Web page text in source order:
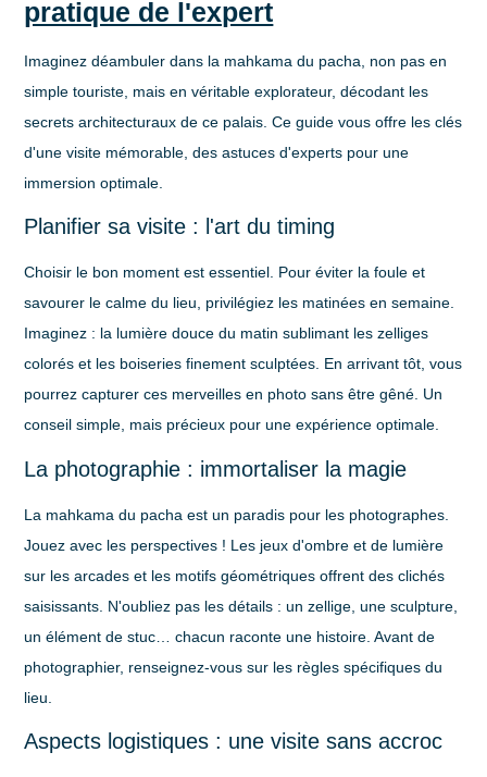
pratique de l'expert
Imaginez déambuler dans la mahkama du pacha, non pas en
simple touriste, mais en véritable explorateur, décodant les
secrets architecturaux de ce palais. Ce guide vous offre les clés
d'une visite mémorable, des astuces d'experts pour une
immersion optimale.
Planifier sa visite : l'art du timing
Choisir le bon moment est essentiel. Pour éviter la foule et
savourer le calme du lieu, privilégiez les matinées en semaine.
Imaginez : la lumière douce du matin sublimant les zelliges
colorés et les boiseries finement sculptées. En arrivant tôt, vous
pourrez capturer ces merveilles en photo sans être gêné. Un
conseil simple, mais précieux pour une expérience optimale.
La photographie : immortaliser la magie
La mahkama du pacha est un paradis pour les photographes.
Jouez avec les perspectives ! Les jeux d'ombre et de lumière
sur les arcades et les motifs géométriques offrent des clichés
saisissants. N'oubliez pas les détails : un zellige, une sculpture,
un élément de stuc… chacun raconte une histoire. Avant de
photographier, renseignez-vous sur les règles spécifiques du
lieu.
Aspects logistiques : une visite sans accroc